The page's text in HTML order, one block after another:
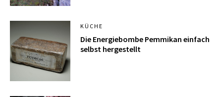
KÜCHE
Die Energiebombe Pemmikan einfach
selbst hergestellt